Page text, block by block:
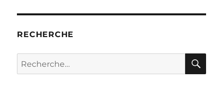
RECHERCHE
Recherche
pour :